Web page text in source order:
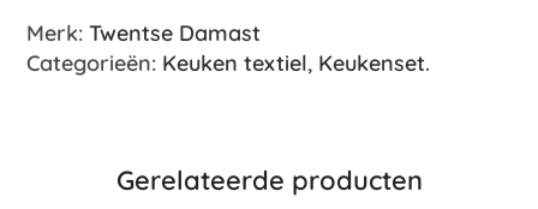
Merk:Twentse Damast
Categorieën: Keuken textiel, Keukenset.
Gerelateerde producten